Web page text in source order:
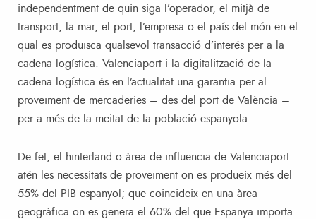
independentment de quin siga l’operador, el mitjà de
transport, la mar, el port, l’empresa o el país del món en el
qual es produïsca qualsevol transacció d’interés per a la
cadena logística. Valenciaport i la digitalització de la
cadena logística és en l’actualitat una garantia per al
proveïment de mercaderies – des del port de València –
per a més de la meitat de la població espanyola.
De fet, el hinterland o àrea de influencia de Valenciaport
atén les necessitats de proveïment on es produeix més del
55% del PIB espanyol; que coincideix en una àrea
geogràfica on es genera el 60% del que Espanya importa